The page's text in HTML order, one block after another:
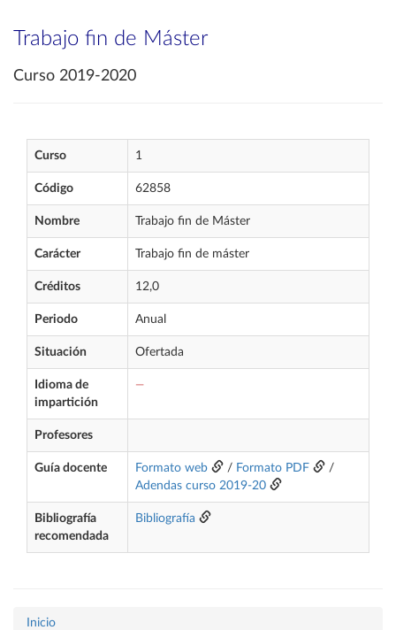
Trabajo fin de Máster
Curso 2019-2020
Curso 1
Código 62858
Nombre Trabajo fin de Máster
Carácter Trabajo fin de máster
Créditos 12,0
Periodo Anual
Situación Ofertada
Idioma de
impartición
—
Profesores
Guía docente Formato web / Formato PDF
/
Adendas curso 2019-20
Bibliografía
recomendada
Bibliografía
Inicio